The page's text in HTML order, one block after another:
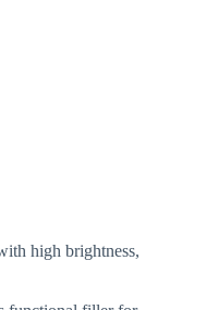
high brightness,